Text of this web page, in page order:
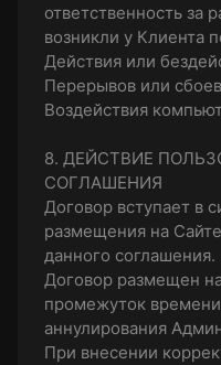
ответственность за
возникли у Клиента
Действия или
Перерывов или
Воздействия
8. ДЕЙСТВИЕ
СОГЛАШЕНИЯ
Договор вступает в
размещения на
данного соглашения.
Договор размещен
промежуток
аннулирования
При внесении